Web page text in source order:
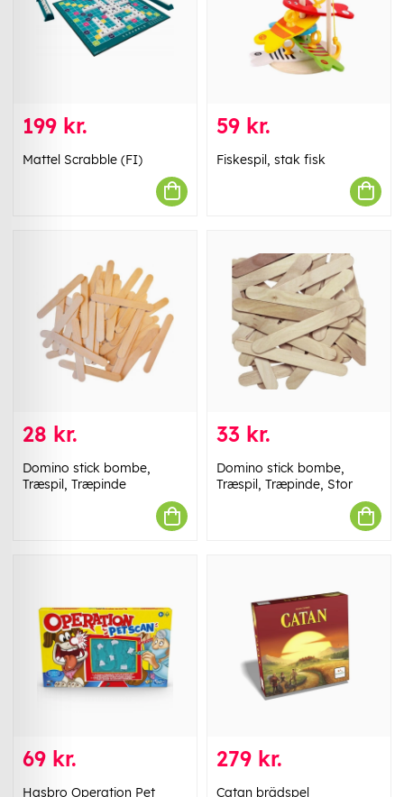
199 kr.
Mattel Scrabble (FI)
59 kr.
Fiskespil, stak fisk
28 kr.
Domino stick bombe,
Træspil, Træpinde
33 kr.
Domino stick bombe,
Træspil, Træpinde, Stor
69 kr.
Hasbro Operation Pet
279 kr.
Catan brädspel